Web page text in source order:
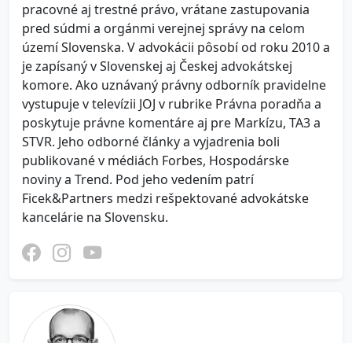
pracovné aj trestné právo, vrátane zastupovania
pred súdmi a orgánmi verejnej správy na celom
území Slovenska. V advokácii pôsobí od roku 2010 a
je zapísaný v Slovenskej aj Českej advokátskej
komore. Ako uznávaný právny odborník pravidelne
vystupuje v televízii JOJ v rubrike Právna poradňa a
poskytuje právne komentáre aj pre Markízu, TA3 a
STVR. Jeho odborné články a vyjadrenia boli
publikované v médiách Forbes, Hospodárske
noviny a Trend. Pod jeho vedením patrí
Ficek&Partners medzi rešpektované advokátske
kancelárie na Slovensku.